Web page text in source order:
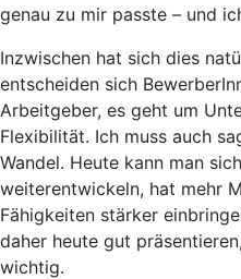
genau zu mir passte – und
Inzwischen hat sich dies
entscheiden sich
Arbeitgeber, es geht um
Flexibilität. Ich muss auch
Wandel. Heute kann man
weiterentwickeln, hat mehr
Fähigkeiten stärker
daher heute gut
wichtig.